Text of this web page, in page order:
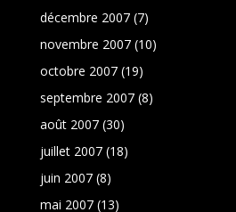
décembre 2007(7)
novembre 2007(10)
octobre 2007(19)
septembre 2007(8)
août 2007(30)
juillet 2007(18)
juin 2007(8)
mai 2007(13)